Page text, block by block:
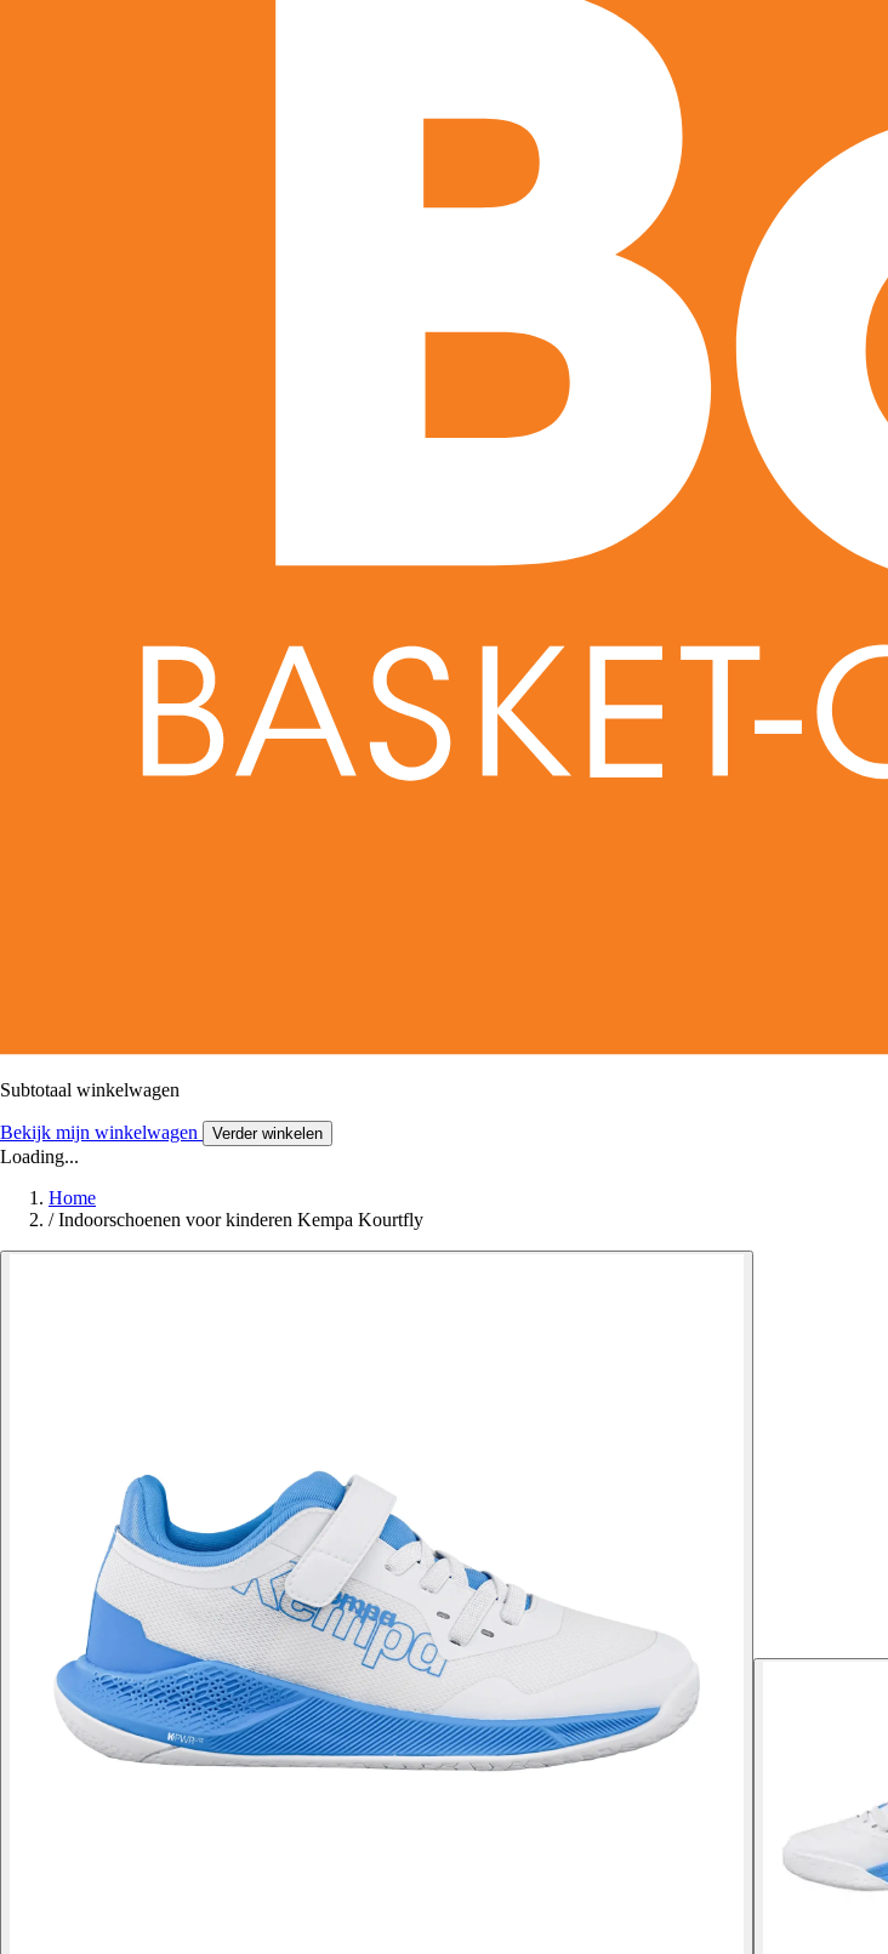
Subtotaal winkelwagen
Bekijk mijn winkelwagen Verder winkelen
Loading...
Home
/ Indoorschoenen voor kinderen Kempa Kourtfly